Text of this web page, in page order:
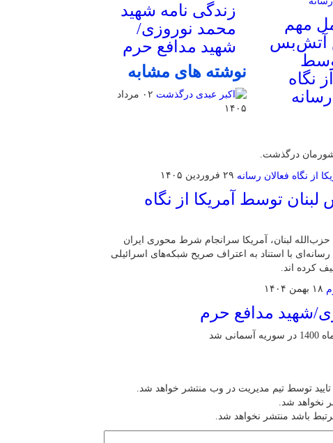
مهم
آتش‌بس
نگاه
زندگی نامه شهید
محمد نوروزی/
شهید مدافع حرم
نوشته های مشابه
۰۲ مرداد
۱۴۰۵
کشورمان درگذشت.
۲۹ فروردین ۱۴۰۵
توسط آمریکا از نگاه
لبنان، آمریکا سرانجام شرط محوری ایران
با استناد به اعتراف صریح شبکه‌های اسرائیلی
کرده اند.
۱۸ بهمن ۱۴۰۴
شهید مدافع حرم
توسط تیم مدیریت در وب منتشر خواهد شد.
نخواهد شد.
باشد منتشر نخواهد شد.